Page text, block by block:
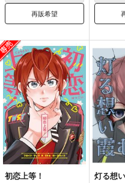
再販希望
初恋上等！
灯る想